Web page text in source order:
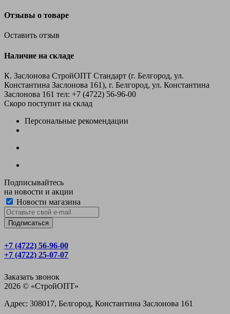
Отзывы о товаре
Оставить отзыв
Наличие на складе
К. Заслонова СтройОПТ Стандарт (г. Белгород, ул.
Константина Заслонова 161), г. Белгород, ул. Константина
Заслонова 161 тел: +7 (4722) 56‑96-00
Скоро поступит на склад
Персональные рекомендации
Подписывайтесь
на новости и акции
Новости магазина
+7 (4722) 56‑96-00
+7 (4722) 25‑07-07
Заказать звонок
2026 © «CтройОПТ»
Адрес: 308017, Белгород, Константина Заслонова 161